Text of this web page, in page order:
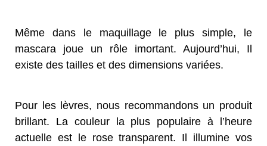
Même dans le maquillage le plus simple, le
mascara joue un rôle imortant. Aujourd’hui, Il
existe des tailles et des dimensions variées.
Pour les lèvres, nous recommandons un produit
brillant. La couleur la plus populaire à l’heure
actuelle est le rose transparent. Il illumine vos